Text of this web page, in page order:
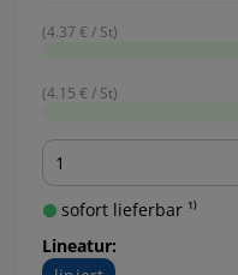
(4.37 € / St)
(4.15 € / St)
Menge
sofort lieferbar ¹⁾
Lineatur: